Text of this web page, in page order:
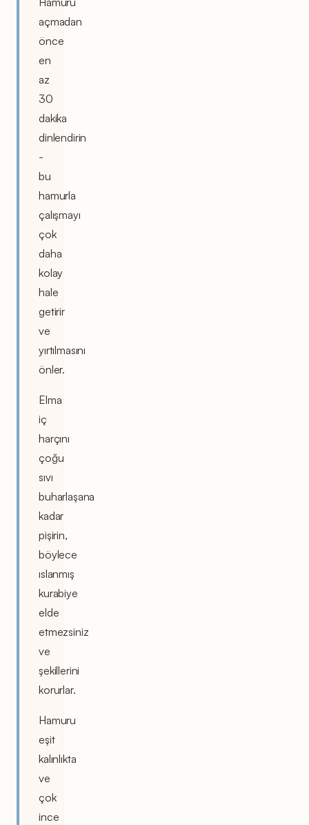
açmadan
önce
en
az
30
dakika
dinlendirin
-
bu
hamurla
çalışmayı
çok
daha
kolay
hale
getirir
ve
yırtılmasını
önler.
Elma
iç
harçını
çoğu
sıvı
buharlaşana
kadar
pişirin,
böylece
ıslanmış
kurabiye
elde
etmezsiniz
ve
şekillerini
korurlar.
Hamuru
eşit
kalınlıkta
ve
çok
ince